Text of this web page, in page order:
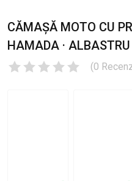
CĂMAȘĂ MOTO CU
HAMADA · ALBASTRU
(0